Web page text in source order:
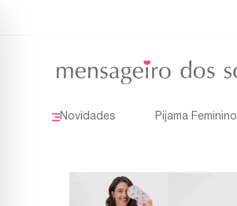
Novidades Pijama Feminino